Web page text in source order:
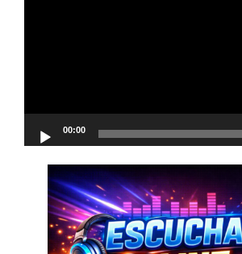
00:00